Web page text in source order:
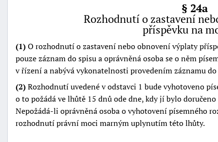
§ 24a
Rozhodnutí o zastavení
příspěvku na
(1)O rozhodnutí o zastavení nebo obnovení výplaty
pouze záznam do spisu a oprávněná osoba se o něm
v řízení a nabývá vykonatelnosti provedením záznamu do
(2)Rozhodnutí uvedené v odstavci 1 bude vyhotoveno
o to požádá ve lhůtě 15 dnů ode dne, kdy jí bylo
Nepožádá-li oprávněná osoba o vyhotovení písemného
rozhodnutí právní moci marným uplynutím této lhůty.